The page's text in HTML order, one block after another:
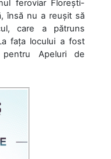
feroviar Florești-
însă nu a reușit să
care a pătruns
fața locului a fost
pentru Apeluri de